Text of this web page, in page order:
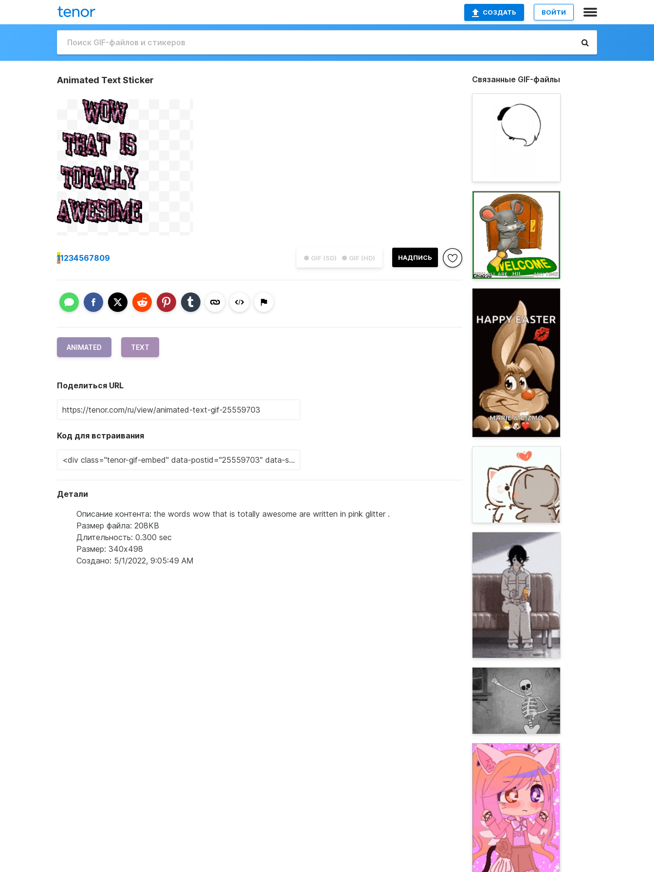
СОЗДАТЬ ВОЙТИ
Animated Text Sticker
● GIF (SD) ● GIF (HD) НАДПИСЬ
11234567809
ANIMATED TEXT
Поделиться URL
Код для встраивания
Детали
Описание контента: the words wow that is totally awesome are written in pink glitter .
Размер файла: 208KB
Длительность: 0.300 sec
Размер: 340x498
Создано: 5/1/2022, 9:05:49 AM
Связанные GIF-файлы